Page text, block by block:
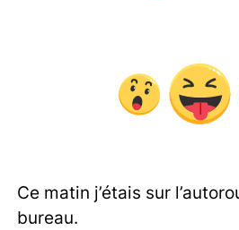
Ce matin j’étais sur
bureau.